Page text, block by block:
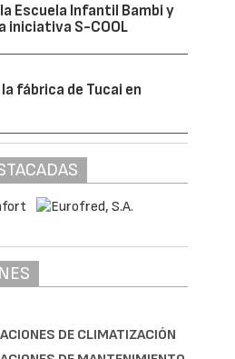
Escuela Infantil Bambi y
iniciativa S-COOL
fábrica de Tucai en
DE CLIMATIZACIÓN